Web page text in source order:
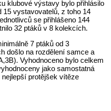
klubové výstavy bylo přihlásilo
15 vystavovatelů, z toho 14
se přihlášeno 144
32 ptáků v 8 kolekcích.
7 ptáků od 3
došlo na rozdělení samce a
Vyhodnoceno bylo celkem
jako samostatná
protějšek vítěze